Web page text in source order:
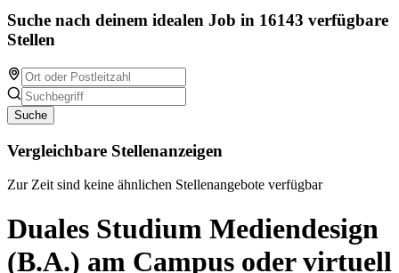
Suche nach deinem idealen Job in 16143 verfügbare
Stellen
Suche
Vergleichbare Stellenanzeigen
Zur Zeit sind keine ähnlichen Stellenangebote verfügbar
Duales Studium Mediendesign
(B.A.) am Campus oder virtuell